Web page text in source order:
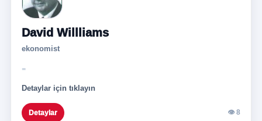
David Willliams
ekonomist
-
Detaylar için tıklayın
Detaylar 👁 8